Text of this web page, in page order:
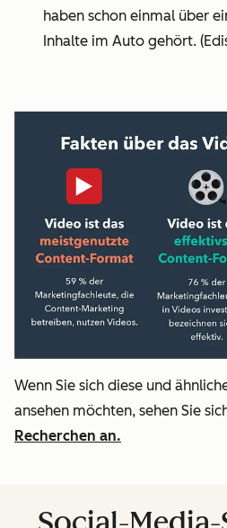
haben schon einmal über
Inhalte im Auto gehört.
Wenn Sie sich diese und
ansehen möchten, sehen Sie
Recherchen an.